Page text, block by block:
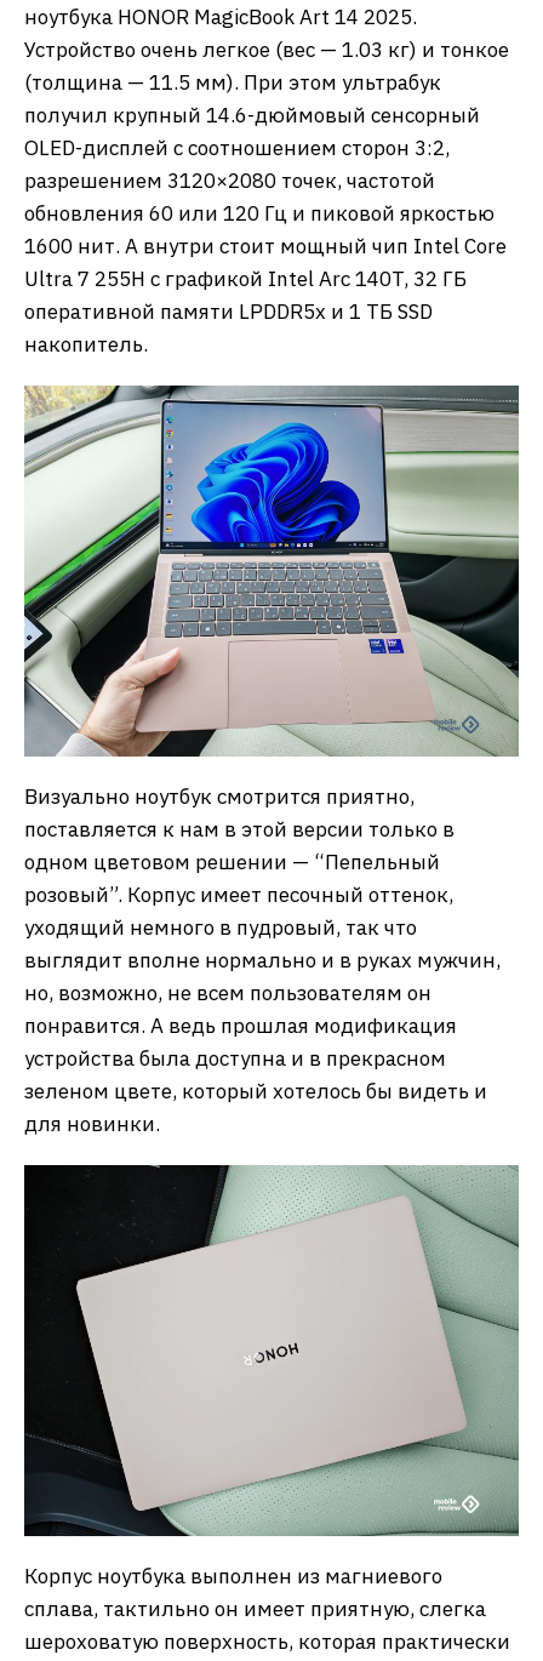
ноутбука HONOR MagicBook Art 14 2025.
Устройство очень легкое (вес — 1.03 кг) и тонкое
(толщина — 11.5 мм). При этом ультрабук
получил крупный 14.6-дюймовый сенсорный
OLED-дисплей с соотношением сторон 3:2,
разрешением 3120×2080 точек, частотой
обновления 60 или 120 Гц и пиковой яркостью
1600 нит. А внутри стоит мощный чип Intel Core
Ultra 7 255H с графикой Intel Arc 140T, 32 ГБ
оперативной памяти LPDDR5x и 1 ТБ SSD
накопитель.
Визуально ноутбук смотрится приятно,
поставляется к нам в этой версии только в
одном цветовом решении — “Пепельный
розовый”. Корпус имеет песочный оттенок,
уходящий немного в пудровый, так что
выглядит вполне нормально и в руках мужчин,
но, возможно, не всем пользователям он
понравится. А ведь прошлая модификация
устройства была доступна и в прекрасном
зеленом цвете, который хотелось бы видеть и
для новинки.
Корпус ноутбука выполнен из магниевого
сплава, тактильно он имеет приятную, слегка
шероховатую поверхность, которая практически